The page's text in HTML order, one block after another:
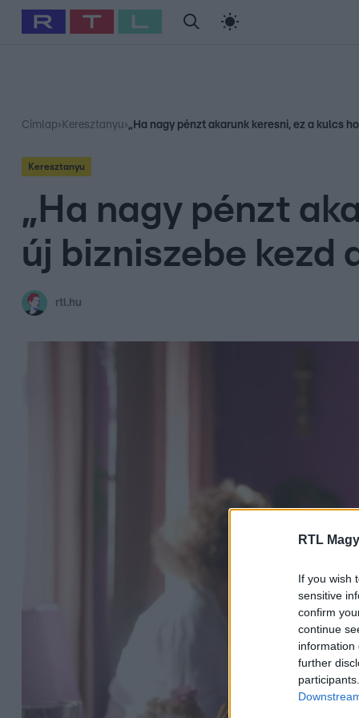
RTL
If you wish
sensitive
confirm
continue
information
further
Babits Marcella Szellő István Most Wanted
Címlap› Keresztanyu›„Ha nagy pénzt akarunk keresni, ez a kulcs
Keresztanyu
„Ha nagy pénzt
új bizniszebe kezd
rtl.hu